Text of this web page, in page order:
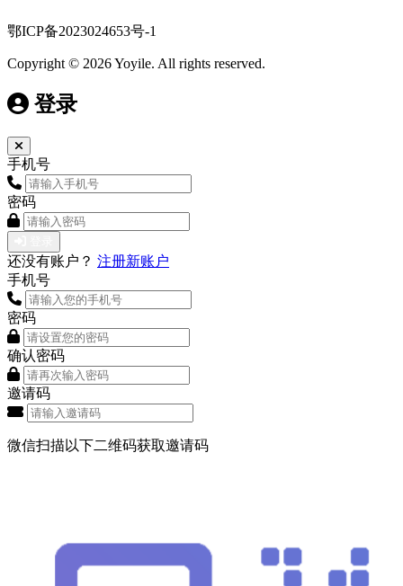
鄂ICP备2023024653号-1
Copyright © 2026 Yoyile. All rights reserved.
登录
手机号
密码
还没有账户？ 注册新账户
手机号
密码
确认密码
邀请码
微信扫描以下二维码获取邀请码